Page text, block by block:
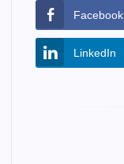
Facebook
LinkedIn